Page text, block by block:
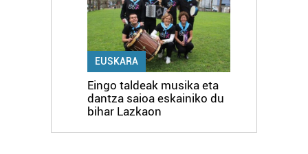
EUSKARA
Eingo taldeak musika eta
dantza saioa eskainiko du
bihar Lazkaon